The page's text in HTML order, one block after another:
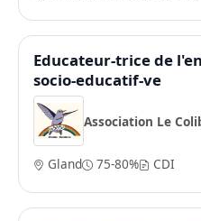
Educateur-trice de
socio-educatif-ve
Association Le
Gland 75-80% CDI